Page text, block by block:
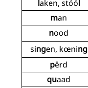
laken, stóól
man
nood
singen, kœning
pêrd
quaad